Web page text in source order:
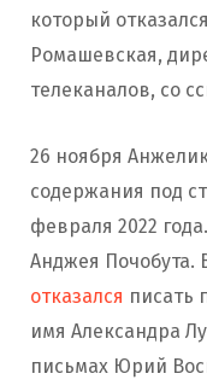
который
Ромашевская,
телеканалов, со
26 ноября
содержания под
февраля 2022
Анджея Почобута.
отказался писать
имя Александра
письмах Юрий